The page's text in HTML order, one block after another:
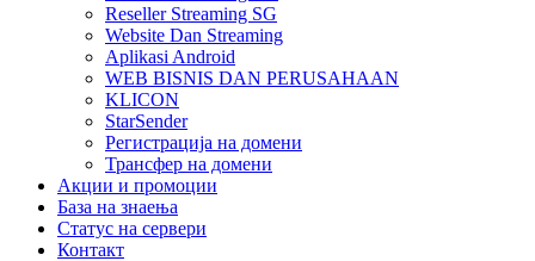
Reseller Streaming SG
Website Dan Streaming
Aplikasi Android
WEB BISNIS DAN PERUSAHAAN
KLICON
StarSender
Регистрација на домени
Трансфер на домени
Акции и промоции
База на знаења
Статус на сервери
Контакт